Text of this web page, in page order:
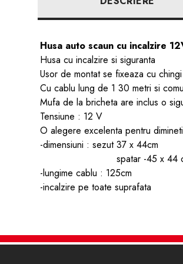
Husa auto scaun cu incalzire
Husa cu incalzire si siguranta
Usor de montat se fixeaza cu
Cu cablu lung de 1 30 metri si
Mufa de la bricheta are inclus o
Tensiune : 12 V
O alegere excelenta pentru
-dimensiuni : sezut 37 x 44cm
spatar -45 x 44
-lungime cablu : 125cm
-incalzire pe toate suprafata